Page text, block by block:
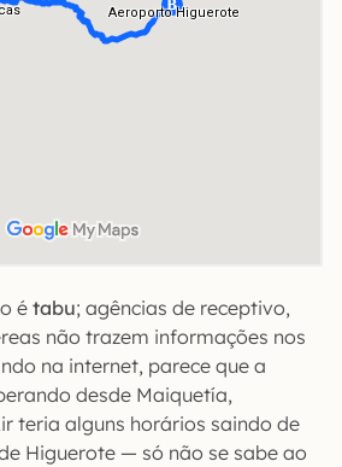
é tabu; agências de receptivo,
não trazem informações nos
na internet, parece que a
desde Maiquetía,
teria alguns horários saindo de
Higuerote — só não se sabe ao